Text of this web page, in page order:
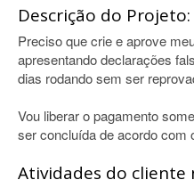
Descrição do Projeto:
Preciso que crie e aprove
apresentando declarações
dias rodando sem ser
Vou liberar o pagamento
ser concluída de acordo com
Atividades do cliente